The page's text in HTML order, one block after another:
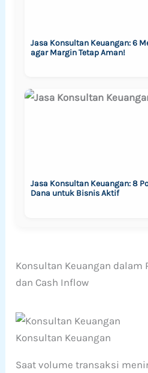
Jasa Konsultan Keuangan: 6
agar Margin Tetap Aman!
Jasa Konsultan Keuangan: 8
Dana untuk Bisnis Aktif
Konsultan Keuangan dalam
dan Cash Inflow
Konsultan Keuangan
Saat volume transaksi